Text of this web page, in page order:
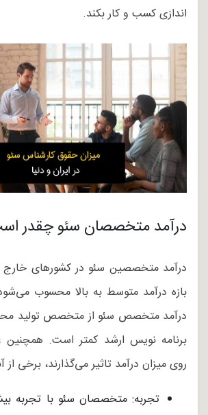
اندازی کسب و کار بکند.
درآمد متخصصان سئو چقدر
درآمد متخصصین سئو در کشورهای خارج
بازه درآمد متوسط به بالا محسوب
درآمد متخصص سئو از متخصص تولید
برنامه نویس ارشد کمتر است. همچنین
روی میزان درآمد تاثیر می‌گذارند، برخی از
تجربه: متخصصان سئو با تجربه